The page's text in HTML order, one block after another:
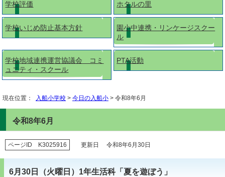
学校評価 ホタルの里
学校いじめ防止基本方針
園小中連携・リンケージスクー
ル
学校地域連携運営協議会 コミ
ュニティ・スクール
PTA活動
現在位置： 入船小学校 > 今日の入船小 > 令和8年6月
令和8年6月
ページID K3025916 更新日 令和8年6月30日
6月30日（火曜日）1年生活科「夏を遊ぼう」